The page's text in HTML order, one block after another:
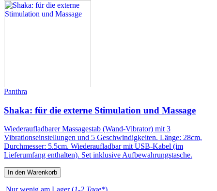
Panthra
Shaka: für die externe Stimulation und Massage
Wiederaufladbarer Massagestab (Wand-Vibrator) mit 3
Vibrationseinstellungen und 5 Geschwindigkeiten. Länge: 28cm,
Durchmesser: 5.5cm. Wiederaufladbar mit USB-Kabel (im
Lieferumfang enthalten). Set inklusive Aufbewahrungstasche.
In den Warenkorb